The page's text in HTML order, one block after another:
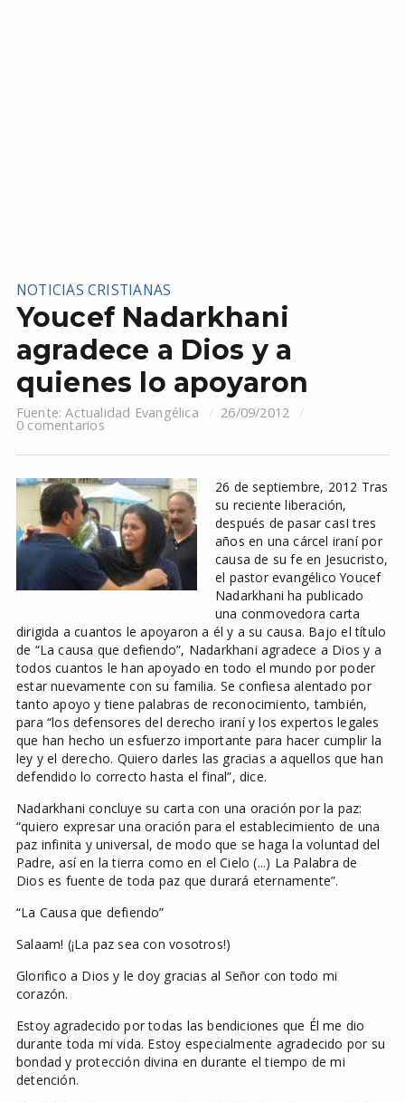
NOTICIAS CRISTIANAS
Youcef Nadarkhani
agradece a Dios y a
quienes lo apoyaron
Fuente:Actualidad Evangélica 26/09/2012
0 comentarios
26 de septiembre, 2012 Tras
su reciente liberación,
después de pasar casI tres
años en una cárcel iraní por
causa de su fe en Jesucristo,
el pastor evangélico Youcef
Nadarkhani ha publicado
una conmovedora carta
dirigida a cuantos le apoyaron a él y a su causa. Bajo el título
de “La causa que defiendo”, Nadarkhani agradece a Dios y a
todos cuantos le han apoyado en todo el mundo por poder
estar nuevamente con su familia. Se confiesa alentado por
tanto apoyo y tiene palabras de reconocimiento, también,
para “los defensores del derecho iraní y los expertos legales
que han hecho un esfuerzo importante para hacer cumplir la
ley y el derecho. Quiero darles las gracias a aquellos que han
defendido lo correcto hasta el final”, dice.
Nadarkhani concluye su carta con una oración por la paz:
“quiero expresar una oración para el establecimiento de una
paz infinita y universal, de modo que se haga la voluntad del
Padre, así en la tierra como en el Cielo (...) La Palabra de
Dios es fuente de toda paz que durará eternamente”.
“La Causa que defiendo”
Salaam! (¡La paz sea con vosotros!)
Glorifico a Dios y le doy gracias al Señor con todo mi
corazón.
Estoy agradecido por todas las bendiciones que Él me dio
durante toda mi vida. Estoy especialmente agradecido por su
bondad y protección divina en durante el tiempo de mi
detención.